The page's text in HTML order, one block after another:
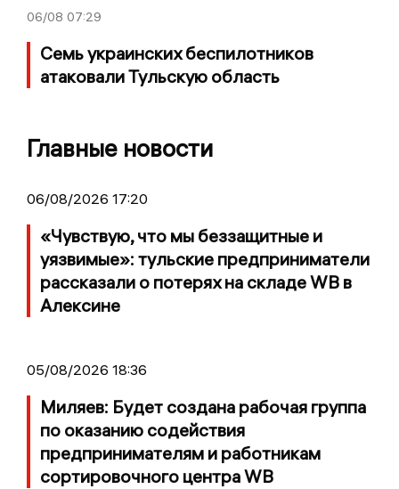
06/08 07:29
Семь украинских беспилотников
атаковали Тульскую область
Главные новости
06/08/2026 17:20
«Чувствую, что мы беззащитные и
уязвимые»: тульские предприниматели
рассказали о потерях на складе WB в
Алексине
05/08/2026 18:36
Миляев: Будет создана рабочая группа
по оказанию содействия
предпринимателям и работникам
сортировочного центра WB